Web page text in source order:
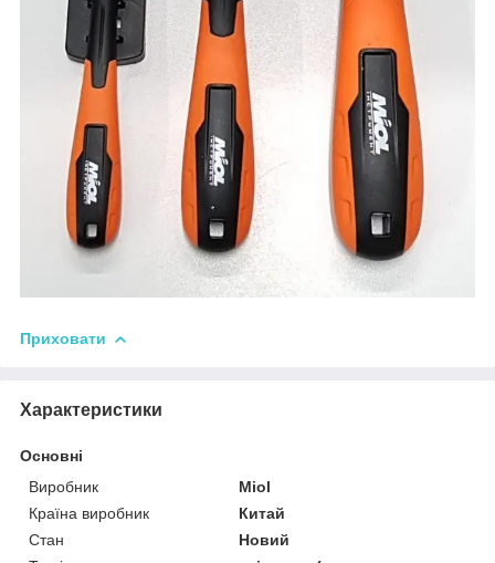
Приховати
Характеристики
Основні
Виробник
Miol
Країна виробник
Китай
Стан
Новий